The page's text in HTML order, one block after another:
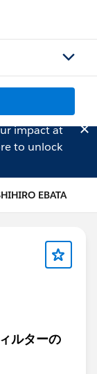
impact at
to unlock
EBATA
ルターの